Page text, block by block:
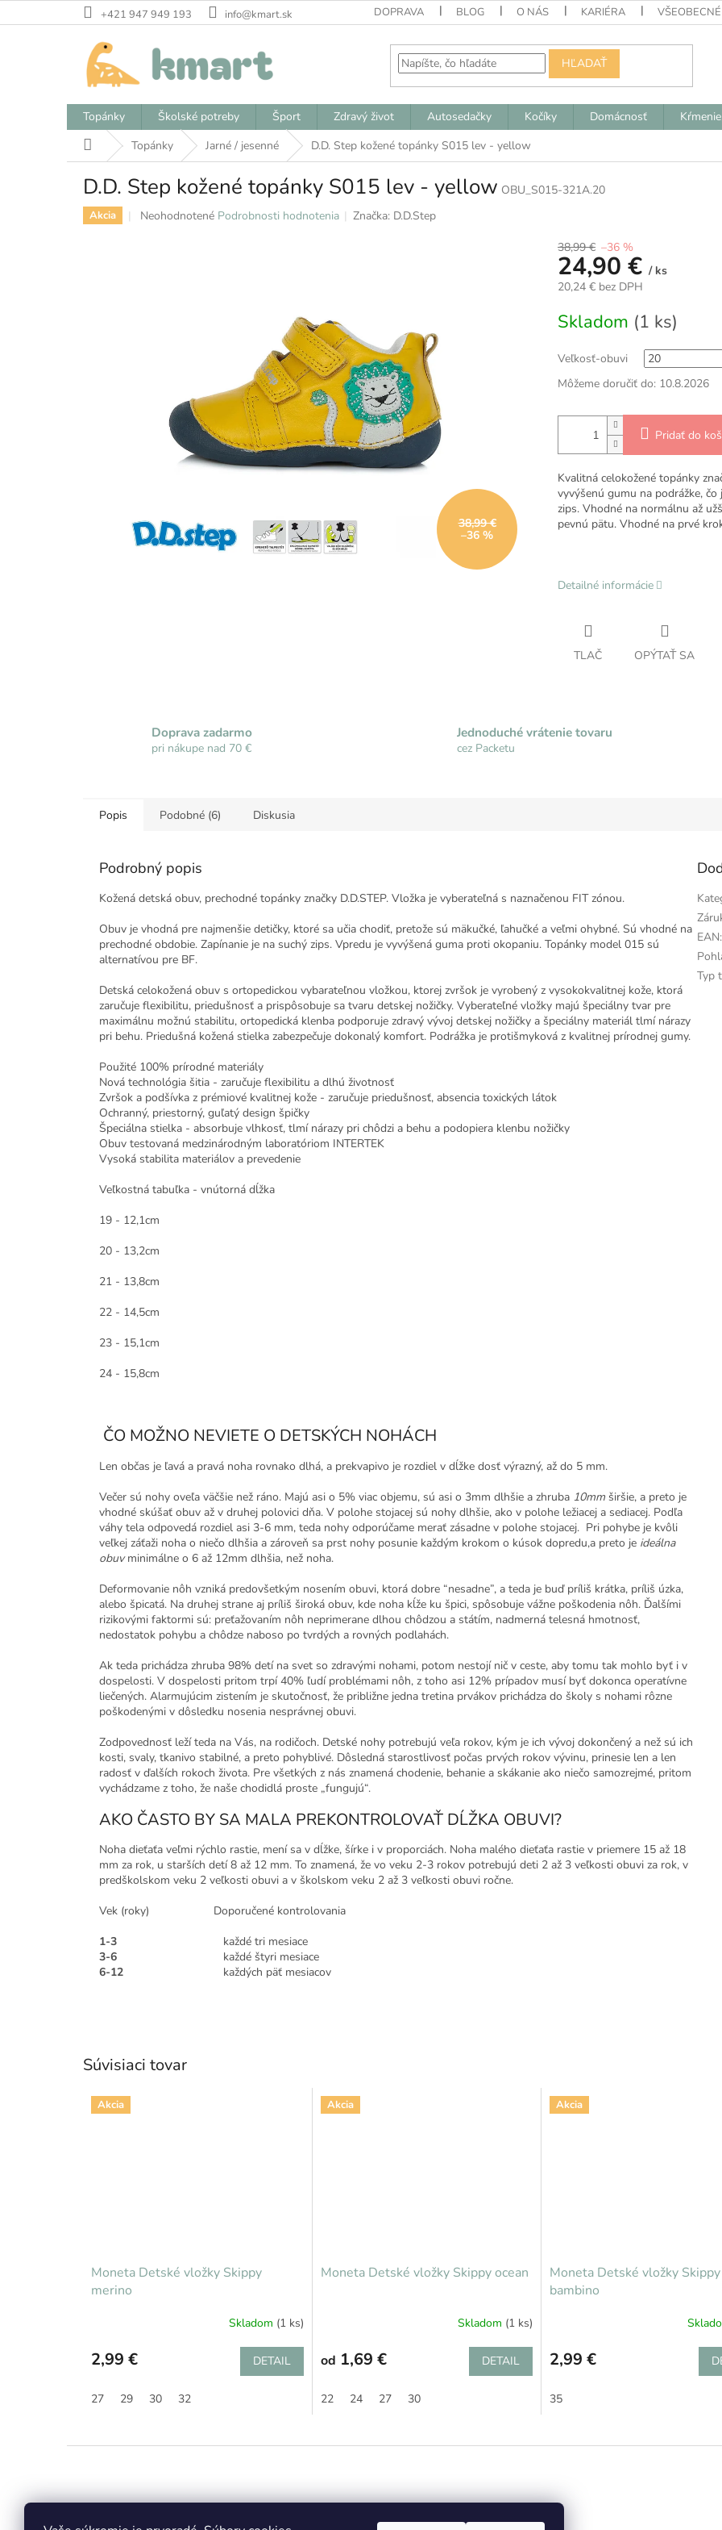
na
+421 947 949 193 info@kmart.sk DOPRAVA BLOG O NÁS KARIÉRA
HĽADAŤ
Topánky Školské potreby Šport Zdravý život Autosedačky Kočíky Domácnosť
DomovTopánky Jarné / jesenné D.D. Step kožené topánky S015 lev - yellow
D.D. Step kožené topánky S015 lev - yellow OBU_S015-321A.20
Akcia
Priemerné
Neohodnotené Podrobnosti hodnotenia Značka: D.D.Step
38,99 €
–36 %
38,99 € –36 %
24,90 € / ks
20,24 € bez DPH
cena:
Skladom (1 ks)
Veľkosť-obuvi
Môžeme doručiť do: 10.8.2026
Pridať do
Kvalitná celokožené topánky
vyvýšenú gumu na podrážke,
zips. Vhodné na normálnu až
pevnú pätu. Vhodné na prvé
Detailné informácie
TLAČ OPÝTAŤ SA
Doprava zadarmo
pri nákupe nad 70 €
Jednoduché vrátenie tovaru
cez Packetu
Popis Podobné (6) Diskusia
Podrobný popis
Kožená detská obuv, prechodné topánky značky D.D.STEP. Vložka je vyberateľná s naznačenou FIT zónou.
Obuv je vhodná pre najmenšie detičky, ktoré sa učia chodiť, pretože sú mäkučké, ľahučké a veľmi ohybné. Sú vhodné na
prechodné obdobie. Zapínanie je na suchý zips. Vpredu je vyvýšená guma proti okopaniu. Topánky model 015 sú
alternatívou pre BF.
Detská celokožená obuv s ortopedickou vybarateľnou vložkou, ktorej zvršok je vyrobený z vysokokvalitnej kože, ktorá
zaručuje flexibilitu, priedušnosť a prispôsobuje sa tvaru detskej nožičky. Vyberateľné vložky majú špeciálny tvar pre
maximálnu možnú stabilitu, ortopedická klenba podporuje zdravý vývoj detskej nožičky a špeciálny materiál tlmí nárazy
pri behu. Priedušná kožená stielka zabezpečuje dokonalý komfort. Podrážka je protišmyková z kvalitnej prírodnej gumy.
Použité 100% prírodné materiály
Nová technológia šitia - zaručuje flexibilitu a dlhú životnosť
Zvršok a podšívka z prémiové kvalitnej kože - zaručuje priedušnosť, absencia toxických látok
Ochranný, priestorný, guľatý design špičky
Špeciálna stielka - absorbuje vlhkosť, tlmí nárazy pri chôdzi a behu a podopiera klenbu nožičky
Obuv testovaná medzinárodným laboratóriom INTERTEK
Vysoká stabilita materiálov a prevedenie
Veľkostná tabuľka - vnútorná dĺžka
19 - 12,1cm
20 - 13,2cm
21 - 13,8cm
22 - 14,5cm
23 - 15,1cm
24 - 15,8cm
ČO MOŽNO NEVIETE O DETSKÝCH NOHÁCH
Len občas je ľavá a pravá noha rovnako dlhá, a prekvapivo je rozdiel v dĺžke dosť výrazný, až do 5 mm.
Večer sú nohy oveľa väčšie než ráno. Majú asi o 5% viac objemu, sú asi o 3mm dlhšie a zhruba 10mm širšie, a preto je
vhodné skúšať obuv až v druhej polovici dňa. V polohe stojacej sú nohy dlhšie, ako v polohe ležiacej a sediacej. Podľa
váhy tela odpovedá rozdiel asi 3-6 mm, teda nohy odporúčame merať zásadne v polohe stojacej. Pri pohybe je kvôli
veľkej záťaži noha o niečo dlhšia a zároveň sa prst nohy posunie každým krokom o kúsok dopredu,a preto je ideálna
obuvminimálne o 6 až 12mm dlhšia, než noha.
Deformovanie nôh vzniká predovšetkým nosením obuvi, ktorá dobre “nesadne”, a teda je buď príliš krátka, príliš úzka,
alebo špicatá. Na druhej strane aj príliš široká obuv, kde noha kĺže ku špici, spôsobuje vážne poškodenia nôh. Ďalšími
rizikovými faktormi sú: preťažovaním nôh neprimerane dlhou chôdzou a státím, nadmerná telesná hmotnosť,
nedostatok pohybu a chôdze naboso po tvrdých a rovných podlahách.
Ak teda prichádza zhruba 98% detí na svet so zdravými nohami, potom nestojí nič v ceste, aby tomu tak mohlo byť i v
dospelosti. V dospelosti pritom trpí 40% ľudí problémami nôh, z toho asi 12% prípadov musí byť dokonca operatívne
liečených. Alarmujúcim zistením je skutočnosť, že približne jedna tretina prvákov prichádza do školy s nohami rôzne
poškodenými v dôsledku nosenia nesprávnej obuvi.
Zodpovednosť leží teda na Vás, na rodičoch. Detské nohy potrebujú veľa rokov, kým je ich vývoj dokončený a než sú ich
kosti, svaly, tkanivo stabilné, a preto pohyblivé. Dôsledná starostlivosť počas prvých rokov vývinu, prinesie len a len
radosť v ďalších rokoch života. Pre všetkých z nás znamená chodenie, behanie a skákanie ako niečo samozrejmé, pritom
vychádzame z toho, že naše chodidlá proste „fungujú“.
AKO ČASTO BY SA MALA PREKONTROLOVAŤ DĹŽKA OBUVI?
Noha dieťaťa veľmi rýchlo rastie, mení sa v dĺžke, šírke i v proporciách. Noha malého dieťaťa rastie v priemere 15 až 18
mm za rok, u starších detí 8 až 12 mm. To znamená, že vo veku 2-3 rokov potrebujú deti 2 až 3 veľkosti obuvi za rok, v
predškolskom veku 2 veľkosti obuvi a v školskom veku 2 až 3 veľkosti obuvi ročne.
Vek (roky) Doporučené kontrolovania
1-3 každé tri mesiace
3-6 každé štyri mesiace
6-12 každých päť mesiacov
EAN:
Typ
Súvisiaci tovar
Akcia
Moneta Detské vložky Skippy
merino
Skladom (1 ks)
2,99 € DETAIL
27 29 30 32
Akcia
Moneta Detské vložky Skippy ocean
Skladom (1 ks)
od 1,69 € DETAIL
22 24 27 30
Akcia
Moneta Detské vložky Skippy
bambino
2,99 €
35